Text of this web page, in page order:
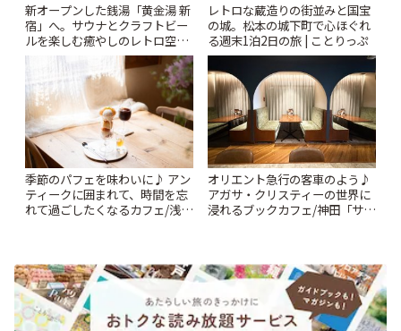
新オープンした銭湯「黄金湯 新
宿」へ。サウナとクラフトビー
ルを楽しむ癒やしのレトロ空間
| ことりっぷ
レトロな蔵造りの街並みと国宝
の城。松本の城下町で心ほぐれ
る週末1泊2日の旅 | ことりっぷ
季節のパフェを味わいに♪ アン
ティークに囲まれて、時間を忘
れて過ごしたくなるカフェ/浅草
オリエント急行の客車のよう♪
アガサ・クリスティーの世界に
浸れるブックカフェ/神田「サロ